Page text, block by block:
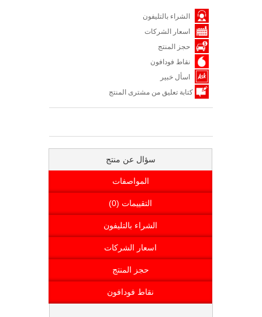
الشراء بالتليفون
اسعار الشركات
حجز المنتج
نقاط فودافون
اسأل خبير
كتابة تعليق من مشترى المنتج
سؤال عن منتج
المواصفات
التقييمات (0)
الشراء بالتليفون
اسعار الشركات
حجز المنتج
نقاط فودافون